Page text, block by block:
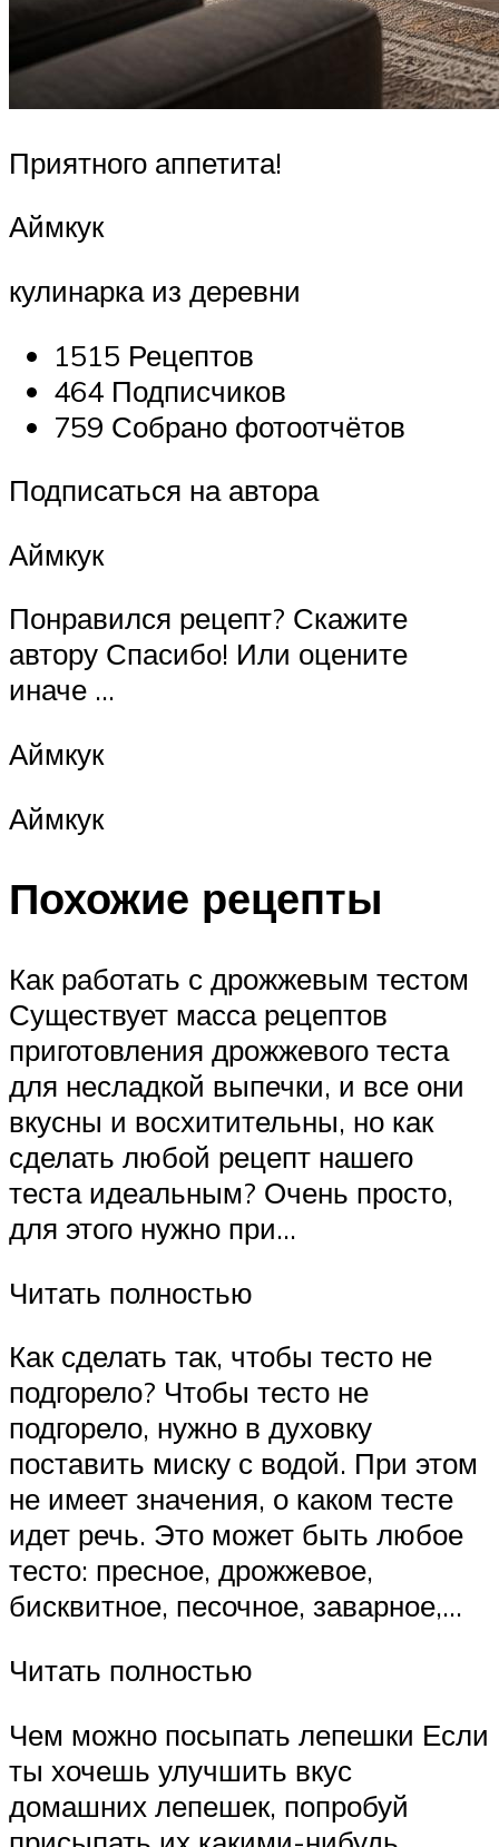
Приятного аппетита!
Аймкук
кулинарка из деревни
1515 Рецептов
464 Подписчиков
759 Собрано фотоотчётов
Подписаться на автора
Аймкук
Понравился рецепт? Скажите
автору Спасибо! Или оцените
иначе …
Аймкук
Аймкук
Похожие рецепты
Как работать с дрожжевым тестом
Существует масса рецептов
приготовления дрожжевого теста
для несладкой выпечки, и все они
вкусны и восхитительны, но как
сделать любой рецепт нашего
теста идеальным? Очень просто,
для этого нужно при…
Читать полностью
Как сделать так, чтобы тесто не
подгорело? Чтобы тесто не
подгорело, нужно в духовку
поставить миску с водой. При этом
не имеет значения, о каком тесте
идет речь. Это может быть любое
тесто: пресное, дрожжевое,
бисквитное, песочное, заварное,…
Читать полностью
Чем можно посыпать лепешки Если
ты хочешь улучшить вкус
домашних лепешек, попробуй